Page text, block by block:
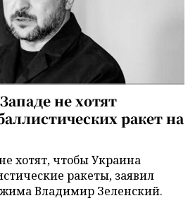
не хотят
ракет на
хотят, чтобы Украина
ракеты, заявил
Владимир Зеленский.